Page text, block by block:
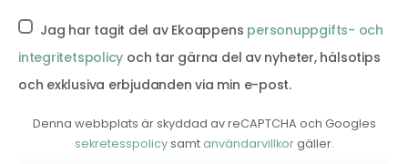
Jag har tagit del av Ekoappens personuppgifts- och
integritetspolicy och tar gärna del av nyheter, hälsotips
och exklusiva erbjudanden via min e-post.
Denna webbplats är skyddad av reCAPTCHA och Googles
sekretesspolicysamtanvändarvillkorgäller.